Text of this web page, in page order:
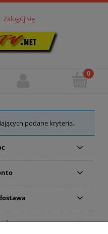
Zaloguj się
podane kryteria.